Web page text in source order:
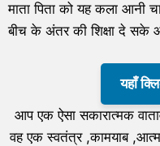
माता पिता को यह कला आनी
बीच के अंतर की शिक्षा दे सके
यहाँ
आप एक ऐसा सकारात्मक
वह एक स्वतंत्र ,कामयाब